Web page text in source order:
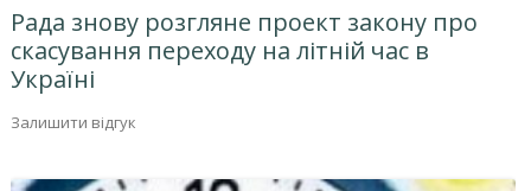
Рада знову розгляне проект закону про
скасування переходу на літній час в
Україні
Залишити відгук